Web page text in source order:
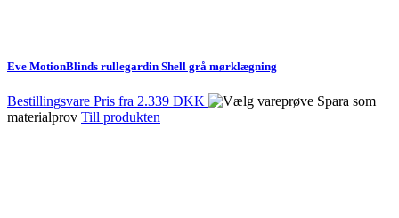
Eve MotionBlinds rullegardin Shell grå mørklægning
Bestillingsvare Pris fra 2.339 DKK
Spara som
materialprov Till produkten